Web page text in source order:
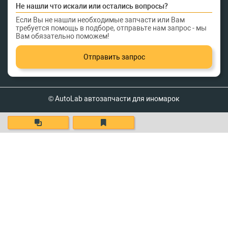
Не нашли что искали или остались вопросы?
Если Вы не нашли необходимые запчасти или Вам
требуется помощь в подборе, отправьте нам запрос - мы
Вам обязательно поможем!
Отправить запрос
© AutoLab автозапчасти для иномарок